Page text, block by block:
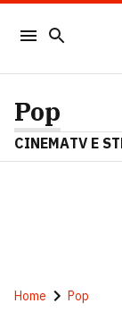
Pop
CINEMATV E
Home Pop